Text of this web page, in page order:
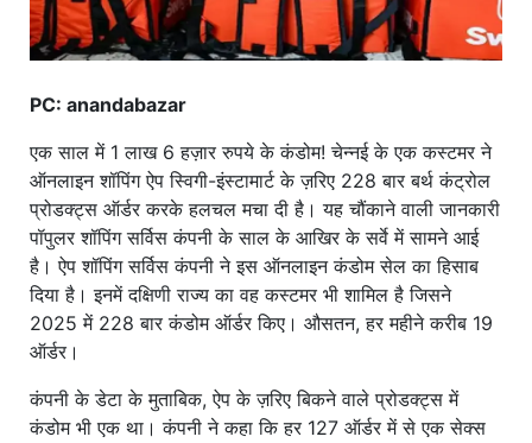
PC: anandabazar
एक साल में 1 लाख 6 हज़ार रुपये के कंडोम! चेन्नई के एक कस्टमर ने
ऑनलाइन शॉपिंग ऐप स्विगी-इंस्टामार्ट के ज़रिए 228 बार बर्थ कंट्रोल
प्रोडक्ट्स ऑर्डर करके हलचल मचा दी है। यह चौंकाने वाली जानकारी
पॉपुलर शॉपिंग सर्विस कंपनी के साल के आखिर के सर्वे में सामने आई
है। ऐप शॉपिंग सर्विस कंपनी ने इस ऑनलाइन कंडोम सेल का हिसाब
दिया है। इनमें दक्षिणी राज्य का वह कस्टमर भी शामिल है जिसने
2025 में 228 बार कंडोम ऑर्डर किए। औसतन, हर महीने करीब 19
ऑर्डर।
कंपनी के डेटा के मुताबिक, ऐप के ज़रिए बिकने वाले प्रोडक्ट्स में
कंडोम भी एक था। कंपनी ने कहा कि हर 127 ऑर्डर में से एक सेक्स